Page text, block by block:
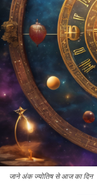
जाने अंक ज्योतिष से आज का दिन